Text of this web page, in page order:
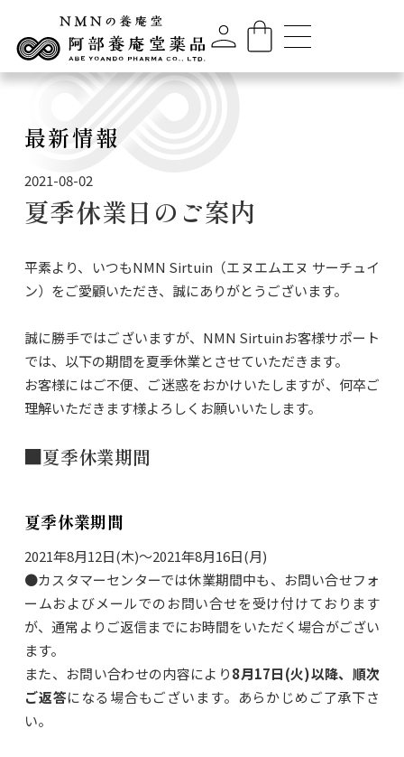
最新情報
2021-08-02
夏季休業日のご案内
平素より、いつもNMN Sirtuin（エヌエムエヌ サーチュイ
ン）をご愛顧いただき、誠にありがとうございます。
誠に勝手ではございますが、NMN Sirtuinお客様サポート
では、以下の期間を夏季休業とさせていただきます。
お客様にはご不便、ご迷惑をおかけいたしますが、何卒ご
理解いただきます様よろしくお願いいたします。
■夏季休業期間
夏季休業期間
2021年8月12日(木)～2021年8月16日(月)
●カスタマーセンターでは休業期間中も、お問い合せフォ
ームおよびメールでのお問い合せを受け付けております
が、通常よりご返信までにお時間をいただく場合がござい
ます。
また、お問い合わせの内容により8月17日(火)以降、順次
ご返答になる場合もございます。あらかじめご了承下さ
い。